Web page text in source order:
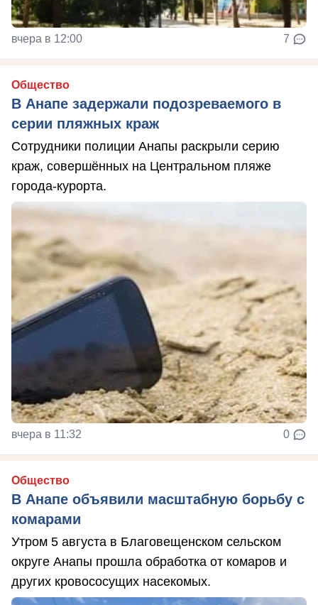
вчера в 12:00 7
Общество
В Анапе задержали подозреваемого в
серии пляжных краж
Сотрудники полиции Анапы раскрыли серию
краж, совершённых на Центральном пляже
города-курорта.
вчера в 11:32 0
Общество
В Анапе объявили масштабную борьбу с
комарами
Утром 5 августа в Благовещенском сельском
округе Анапы прошла обработка от комаров и
других кровососущих насекомых.